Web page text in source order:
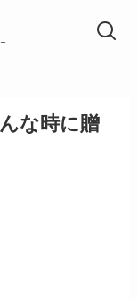
な時に贈